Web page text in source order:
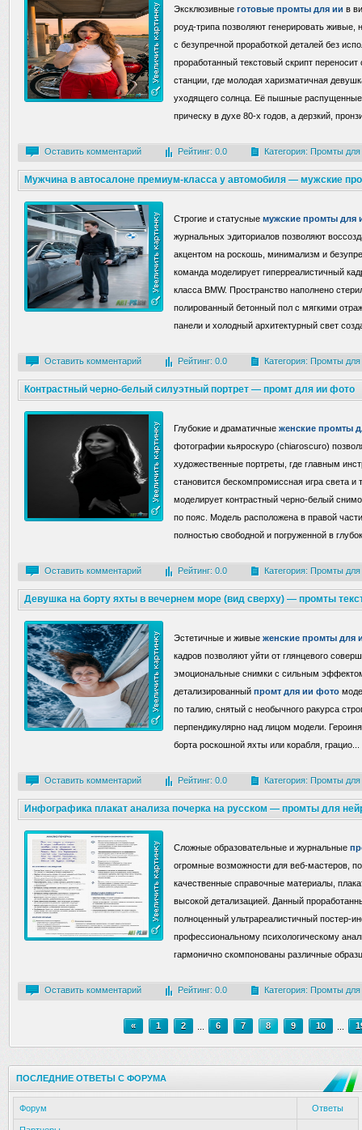
Эксклюзивные готовые промты для ии в
роуд-трипа позволяют генерировать
с безупречной проработкой деталей без
проработанный текстовый скрипт
станции, где молодая харизматичная
уходящего солнца. Её пышные
прическу в духе 80-х годов, а дерзкий,
Оставить комментарий Рейтинг: 0.0 Категория: Промты для
Мужчина в автосалоне премиум-класса у автомобиля — мужские
Строгие и статусные мужские промты для
журнальных эдиториалов позволяют
акцентом на роскошь, минимализм и
команда моделирует гиперреалистичный
класса BMW. Пространство наполнено
полированный бетонный пол с мягкими
панели и холодный архитектурный свет
Оставить комментарий Рейтинг: 0.0 Категория: Промты для
Контрастный черно-белый силуэтный портрет — промт для ии фото
Глубокие и драматичные женские промты
фотографии кьяроскуро (chiaroscuro)
художественные портреты, где главным
становится бескомпромиссная игра света и
моделирует контрастный черно-белый
по пояс. Модель расположена в правой
полностью свободной и погруженной в
Оставить комментарий Рейтинг: 0.0 Категория: Промты для
Девушка на борту яхты в вечернем море (вид сверху) — промты
Эстетичные и живые женские промты для
кадров позволяют уйти от глянцевого
эмоциональные снимки с сильным
детализированный промт для ии фото
по талию, снятый с необычного ракурса
перпендикулярно над лицом модели.
борта роскошной яхты или корабля, грацио
Оставить комментарий Рейтинг: 0.0 Категория: Промты для
Инфографика плакат анализа почерка на русском — промты для
Сложные образовательные и журнальные
огромные возможности для веб-мастеров,
качественные справочные материалы,
высокой детализацией. Данный
полноценный ультрареалистичный постер-
профессиональному психологическому
гармонично скомпонованы различные
Оставить комментарий Рейтинг: 0.0 Категория: Промты для
« 1 2 6 7 8 9 10
ПОСЛЕДНИЕ ОТВЕТЫ С ФОРУМА
Форум Ответы